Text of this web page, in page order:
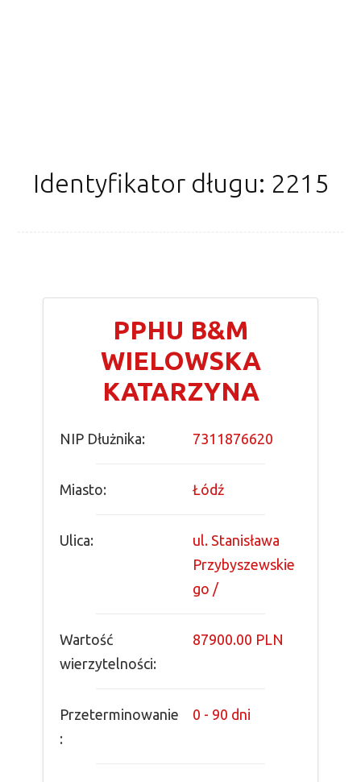
Identyfikator długu: 2215
PPHU B&M
WIELOWSKA
KATARZYNA
NIP Dłużnika: 7311876620
Miasto: Łódź
Ulica:
ul. Stanisława
Przybyszewskie
go /
Wartość
wierzytelności:
87900.00 PLN
Przeterminowanie
:
0 - 90 dni